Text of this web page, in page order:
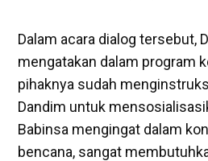
Dalam acara dialog tersebut,
mengatakan dalam program
pihaknya sudah
Dandim untuk
Babinsa mengingat dalam
bencana, sangat